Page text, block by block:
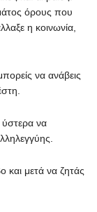
όρους που
η κοινωνία,
να ανάβεις
ύστερα να
και μετά να ζητάς